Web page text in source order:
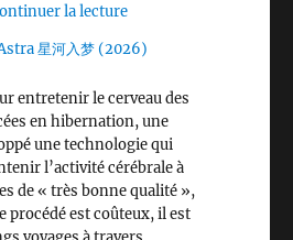
la lecturede « Victory in Love
星河入梦 (2026)
entretenir le cerveau des
en hibernation, une
une technologie qui
l’activité cérébrale à
de « très bonne qualité »,
procédé est coûteux, il est